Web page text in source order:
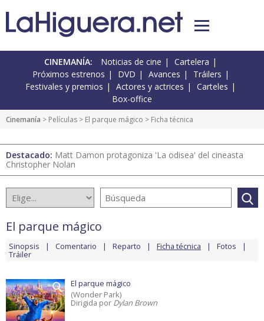
CINEMANÍA: Noticias de cine
Cartelera
Próximos estrenos
DVD Avances
Tráilers
Festivales y premios
Actores y actrices
Carteles
Box-office
Cinemanía > Películas > El parque mágico > Ficha técnica
Destacado: Matt Damon protagoniza 'La odisea' del cineasta
Christopher Nolan
El parque mágico
Sinopsis Comentario Reparto Ficha técnica Fotos
Tráiler
El parque mágico
(Wonder Park)
Dirigida por Dylan Brown